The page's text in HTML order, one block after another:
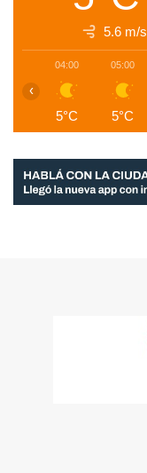
5.6 m/s
04:00
5°C
05:00
5°C
‹